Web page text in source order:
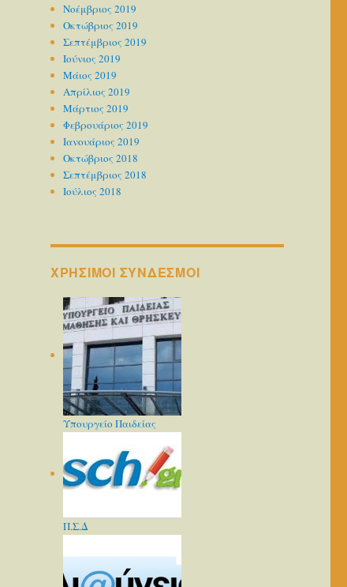
Νοέμβριος 2019
Οκτώβριος 2019
Σεπτέμβριος 2019
Ιούνιος 2019
Μάιος 2019
Απρίλιος 2019
Μάρτιος 2019
Φεβρουάριος 2019
Ιανουάριος 2019
Οκτώβριος 2018
Σεπτέμβριος 2018
Ιούλιος 2018
ΧΡΗΣΙΜΟΙ ΣΥΝΔΕΣΜΟΙ
Υπουργείο Παιδείας
Π.Σ.Δ